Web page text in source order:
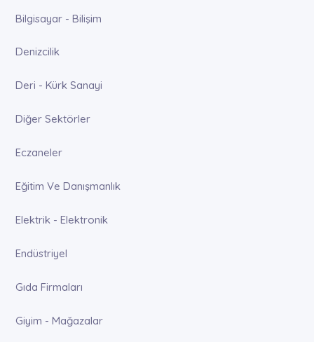
Bilgisayar - Bilişim
Denizcilik
Deri - Kürk Sanayi
Diğer Sektörler
Eczaneler
Eğitim Ve Danışmanlık
Elektrik - Elektronik
Endüstriyel
Gıda Firmaları
Giyim - Mağazalar